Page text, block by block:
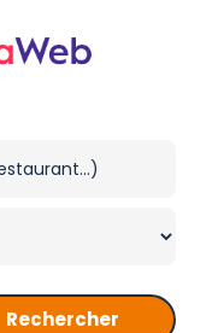
Rechercher